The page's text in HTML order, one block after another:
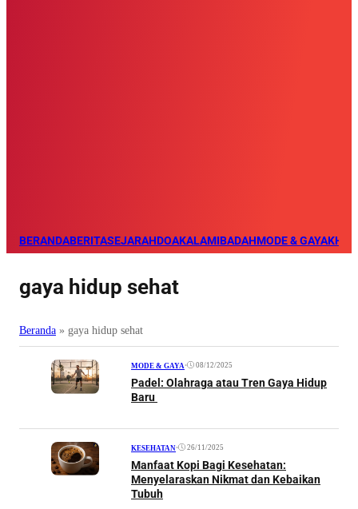
BERANDABERITASEJARAHDOAKALAMIBADAHMODE & GAYA
gaya hidup sehat
Beranda » gaya hidup sehat
MODE & GAYA • 08/12/2025
Padel: Olahraga atau Tren Gaya Hidup
Baru
KESEHATAN• 26/11/2025
Manfaat Kopi Bagi Kesehatan:
Menyelaraskan Nikmat dan Kebaikan
Tubuh